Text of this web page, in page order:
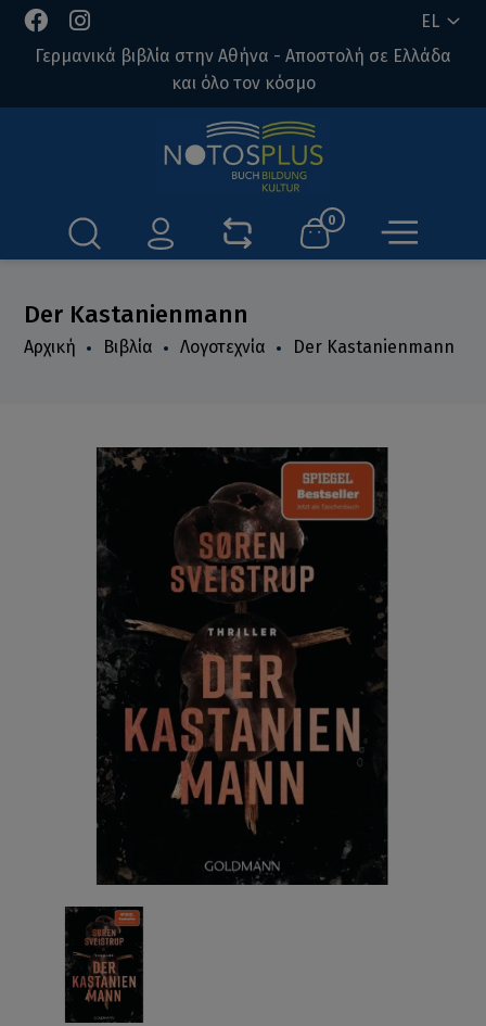
EL
Γερμανικά βιβλία στην Αθήνα - Αποστολή σε Ελλάδα
και όλο τον κόσμο
0
Der Kastanienmann
Αρχική Βιβλία Λογοτεχνία Der Kastanienmann